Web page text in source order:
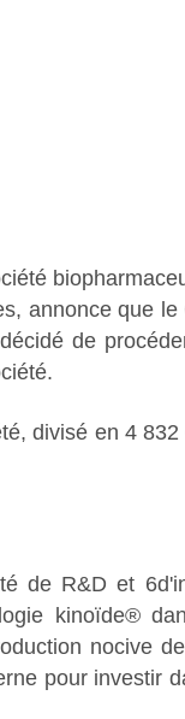
annonce que
de
divisé en 4
de R&D et
kinoïde®
nocive
pour investir